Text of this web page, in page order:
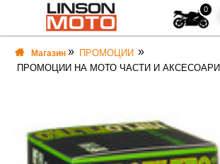
0
Магазин
ПРОМОЦИИ
ПРОМОЦИИ НА МОТО ЧАСТИ И АКСЕСОАРИ